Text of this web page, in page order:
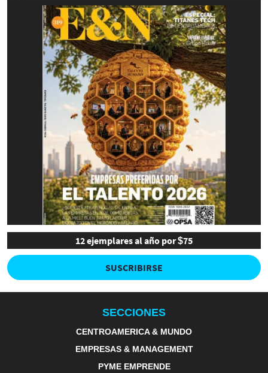
12 ejemplares al año por $75
SUSCRIBIRSE
SECCIONES
CENTROAMERICA & MUNDO
EMPRESAS & MANAGEMENT
PYME EMPRENDE